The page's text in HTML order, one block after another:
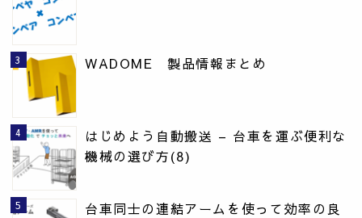
WADOME 製品情報まとめ
はじめよう自動搬送 – 台車を運ぶ便利な
機械の選び方(8)
台車同士の連結アームを使って効率の良